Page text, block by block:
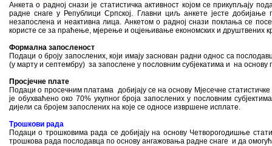
Анкета о радној снази је статистичка активност којом се прикупљају
радне снаге у Републици Српској. Главни циљ анкете јесте
незапослена и неактивна лица. Анкетом о радној снази поклања се
користе се за праћење, мјерење и оцјењивање економских и друштвених
Формална запосленост
Подаци о броју запослених, који имају заснован радни однос са
(у марту и септембру) за запослене у пословним субјекатима и на
Просјечне плате
Подаци о просечним платама добијају се на основу Мјесечне
је обухваћено око 70% укупног броја запослених у пословним
дијели са бројем запослених на које се односе извршене исплате.
Трошкови рада
Подаци о трошковима рада се добијају на основу Четворогодишње
трошкова рада послодавца по основу ангажовања радне снаге и да